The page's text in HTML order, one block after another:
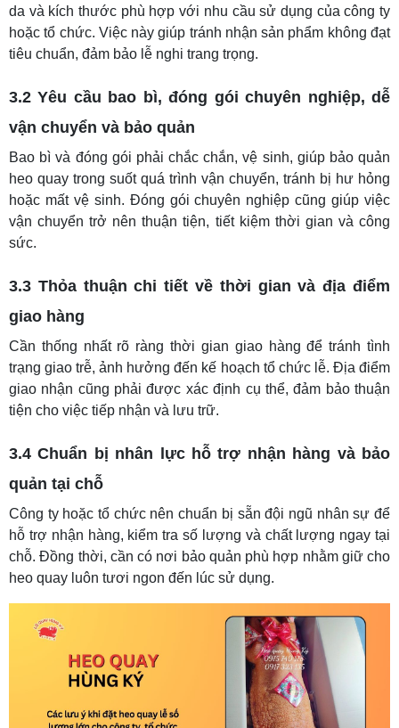
da và kích thước phù hợp với nhu cầu sử dụng của công ty
hoặc tổ chức. Việc này giúp tránh nhận sản phẩm không đạt
tiêu chuẩn, đảm bảo lễ nghi trang trọng.
3.2 Yêu cầu bao bì, đóng gói chuyên nghiệp, dễ
vận chuyển và bảo quản
Bao bì và đóng gói phải chắc chắn, vệ sinh, giúp bảo quản
heo quay trong suốt quá trình vận chuyển, tránh bị hư hỏng
hoặc mất vệ sinh. Đóng gói chuyên nghiệp cũng giúp việc
vận chuyển trở nên thuận tiện, tiết kiệm thời gian và công
sức.
3.3 Thỏa thuận chi tiết về thời gian và địa điểm
giao hàng
Cần thống nhất rõ ràng thời gian giao hàng để tránh tình
trạng giao trễ, ảnh hưởng đến kế hoạch tổ chức lễ. Địa điểm
giao nhận cũng phải được xác định cụ thể, đảm bảo thuận
tiện cho việc tiếp nhận và lưu trữ.
3.4 Chuẩn bị nhân lực hỗ trợ nhận hàng và bảo
quản tại chỗ
Công ty hoặc tổ chức nên chuẩn bị sẵn đội ngũ nhân sự để
hỗ trợ nhận hàng, kiểm tra số lượng và chất lượng ngay tại
chỗ. Đồng thời, cần có nơi bảo quản phù hợp nhằm giữ cho
heo quay luôn tươi ngon đến lúc sử dụng.